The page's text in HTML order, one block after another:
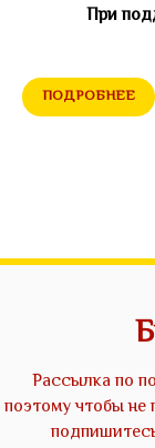
При
ПОДРОБНЕЕ
Рассылка по
поэтому чтобы